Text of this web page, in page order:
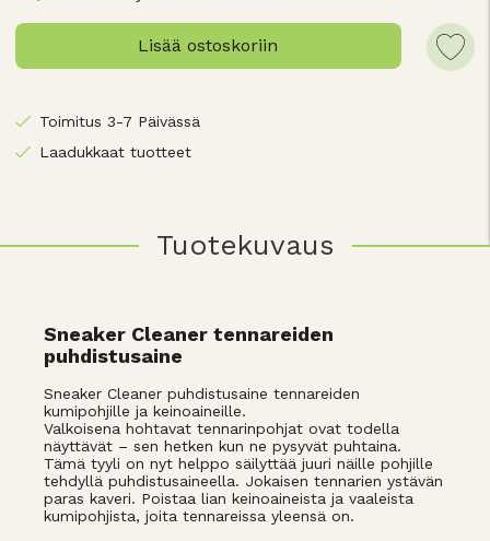
Lisää ostoskoriin
Toimitus 3-7 Päivässä
Laadukkaat tuotteet
Tuotekuvaus
Sneaker Cleaner tennareiden
puhdistusaine
Sneaker Cleaner puhdistusaine tennareiden
kumipohjille ja keinoaineille.
Valkoisena hohtavat tennarinpohjat ovat todella
näyttävät – sen hetken kun ne pysyvät puhtaina.
Tämä tyyli on nyt helppo säilyttää juuri näille pohjille
tehdyllä puhdistusaineella. Jokaisen tennarien ystävän
paras kaveri. Poistaa lian keinoaineista ja vaaleista
kumipohjista, joita tennareissa yleensä on.